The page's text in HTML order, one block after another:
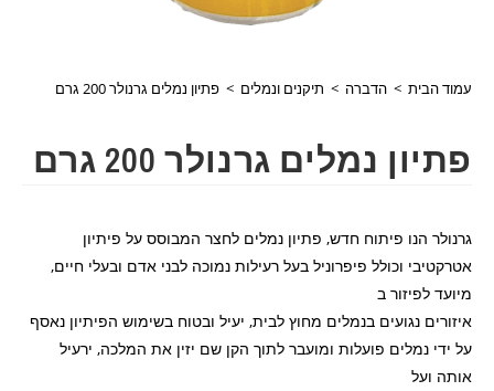
עמוד הבית > הדברה > תיקנים ונמלים > פתיון נמלים גרנולר 200 גרם
פתיון נמלים גרנולר 200 גרם
גרנולר הנו פיתוח חדש, פתיון נמלים לחצר המבוסס על פיתיון
אטרקטיבי וכולל פיפרוניל בעל רעילות נמוכה לבני אדם ובעלי חיים,
מיועד לפיזור ב
איזורים נגועים בנמלים מחוץ לבית, יעיל ובטוח בשימוש הפיתיון נאסף
על ידי נמלים פועלות ומועבר לתוך הקן שם יזין את המלכה, ירעיל
אותה ועל